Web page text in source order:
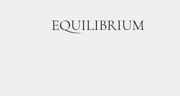
EQUILIBRIUM